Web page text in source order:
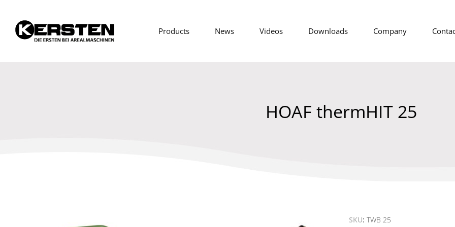
Products News Videos Downloads Company
HOAF thermHIT 25
SKU TWB 25